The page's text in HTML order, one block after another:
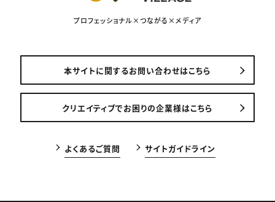
プロフェッショナル×つながる×メディア
本サイトに関するお問い合わせはこちら
クリエイティブでお困りの企業様はこちら
よくあるご質問 サイトガイドライン